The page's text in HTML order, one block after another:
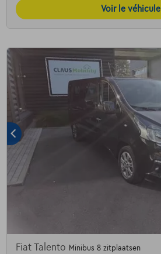
Voir le véhicule
Fiat Talento Minibus 8 zitplaatsen